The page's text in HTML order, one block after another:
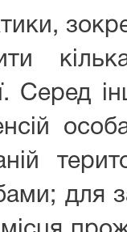
Серед
для